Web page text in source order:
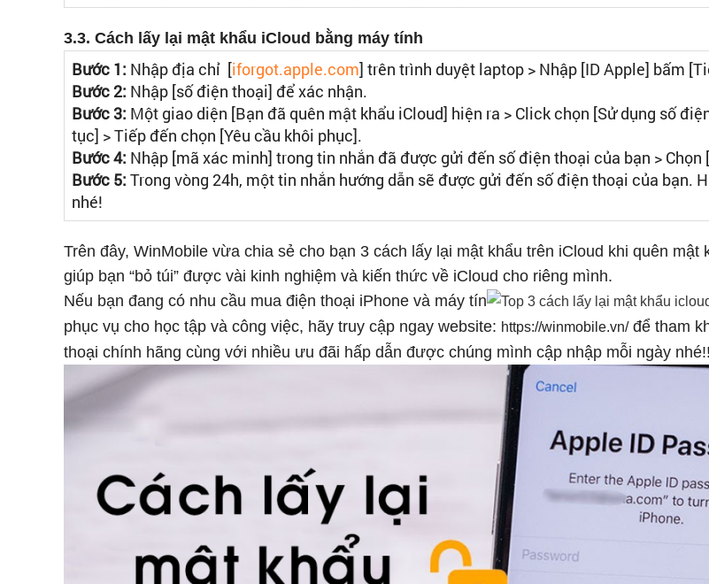
3.3. Cách lấy lại mật khẩu iCloud bằng máy tính
Bước 1: Nhập địa chỉ [iforgot.apple.com] trên trình duyệt laptop > Nhập [ID Apple] bấm
Bước 2: Nhập [số điện thoại] để xác nhận.
Bước 3: Một giao diện [Bạn đã quên mật khẩu iCloud] hiện ra > Click chọn [Sử dụng số
tục] > Tiếp đến chọn [Yêu cầu khôi phục].
Bước 4: Nhập [mã xác minh] trong tin nhắn đã được gửi đến số điện thoại của bạn > Chọn
Bước 5: Trong vòng 24h, một tin nhắn hướng dẫn sẽ được gửi đến số điện thoại của bạn.
nhé!
Trên đây, WinMobile vừa chia sẻ cho bạn 3 cách lấy lại mật khẩu trên iCloud khi quên mật
giúp bạn “bỏ túi” được vài kinh nghiệm và kiến thức về iCloud cho riêng mình.
Nếu bạn đang có nhu cầu mua điện thoại iPhone và máy tín
phục vụ cho học tập và công việc, hãy truy cập ngay website: https://winmobile.vn/để tham
thoại chính hãng cùng với nhiều ưu đãi hấp dẫn được chúng mình cập nhập mỗi ngày